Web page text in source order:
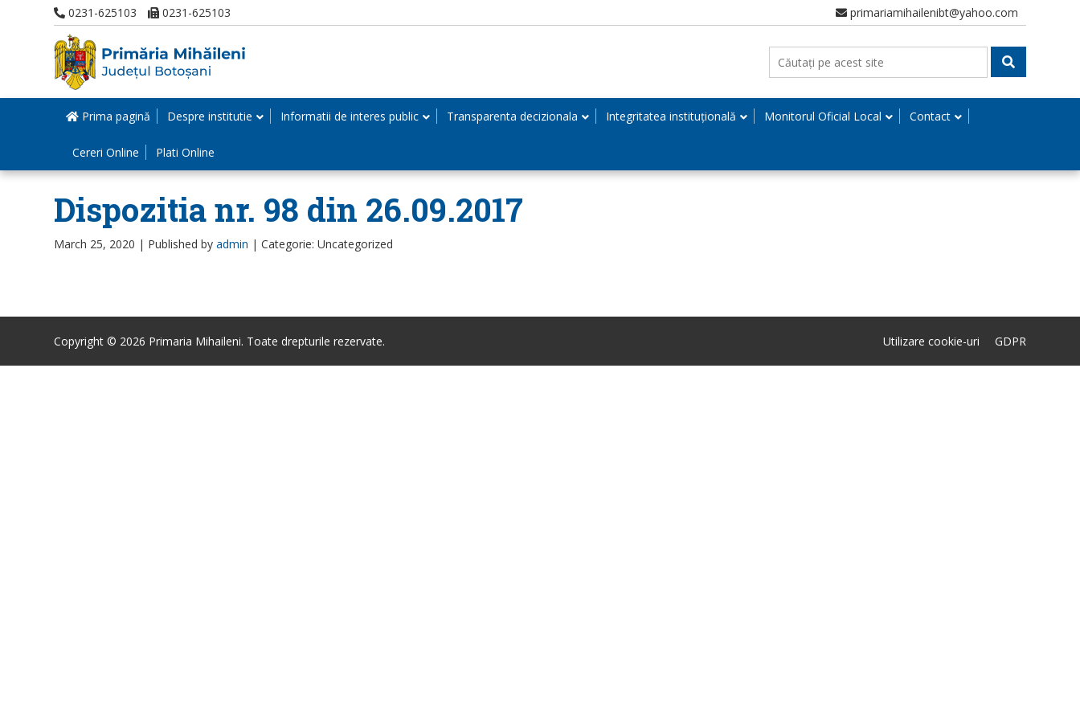
0231-625103 0231-625103 primariamihailenibt@yahoo.com
Prima pagină Despre institutie Informatii de interes public Transparenta decizionala Integritatea instituțională Monitorul Oficial Local Contact
Cereri Online Plati Online
Dispozitia nr. 98 din 26.09.2017
March 25, 2020 | Published by admin | Categorie: Uncategorized
Copyright © 2026 Primaria Mihaileni. Toate drepturile rezervate. Utilizare cookie-uri GDPR